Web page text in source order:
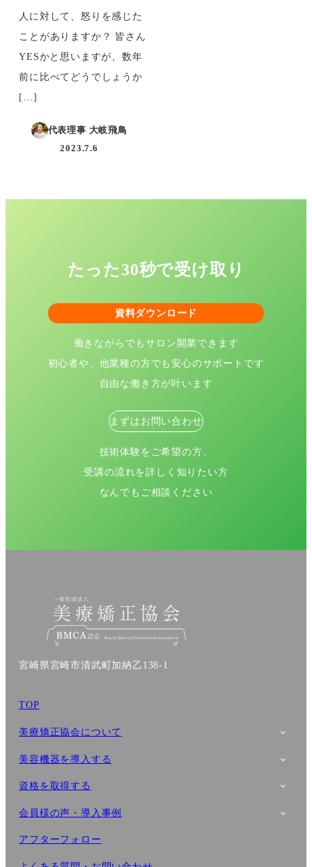
人に対して、怒りを感じた
ことがありますか？ 皆さん
YESかと思いますが、数年
前に比べてどうでしょうか
[…]
代表理事 大岐飛鳥
2023.7.6
たった30秒で受け取り
資料ダウンロード
働きながらでもサロン開業できます
初心者や、他業種の方でも安心のサポートです
自由な働き方が叶います
まずはお問い合わせ
技術体験をご希望の方、
受講の流れを詳しく知りたい方
なんでもご相談ください
宮崎県宮崎市清武町加納乙138-1
TOP
美療矯正協会について
美容機器を導入する
資格を取得する
会員様の声・導入事例
アフターフォロー